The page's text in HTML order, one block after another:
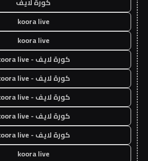
koora live
koora live
كورة لايف - koora live
كورة لايف - koora live
كورة لايف - koora live
كورة لايف - koora live
كورة لايف - koora live
koora live